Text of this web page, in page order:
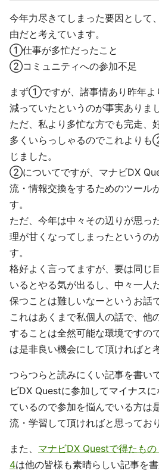
今年力尽きてしまった要因として
由だと考えています。
①仕事が多忙だったこと
②コミュニティへの参加不足
まず①ですが、諸事情あり昨年よ
減っていたというのが事実ありまし
ただ、私より多忙な方でも完走、
多くいらっしゃるのでこれより
じました。
②についてですが、マナビDX
流・情報交換をするためのツール
す。
ただ、今年は中々その辺りが思っ
理が甘くなってしまったというの
す。
格好よく言ってますが、要は同じ
いるとやる気が出るし、中々一人
保つことは難しいなーというお話
これはあくまで私個人の話で、他
することは全然可能な環境ですの
は是非良い機会にして頂ければと
つらつらと読みにくい記事を書い
ビDX Questに参加してマイナス
ているので参加を悩んでいる方は
流・学習して頂ければと思ってお
また、 マナビDX Questで得たも
4は他の皆様も素晴らしい記事を